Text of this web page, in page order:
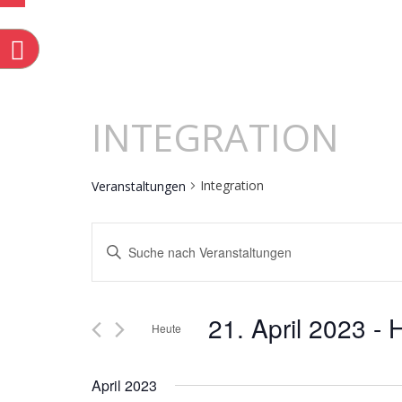
INTEGRATION
Veranstaltungen Integration
Bitte
Suche
Veranstaltungen
Heute 21. April 2023 -
wählen.
April 2023